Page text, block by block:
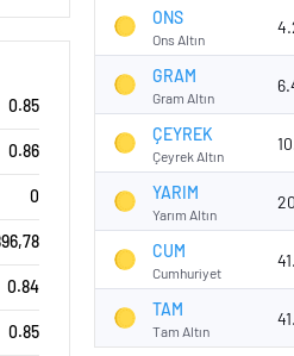
0.85
0.86
0
0.84
0.85
ONS
Ons Altın
GRAM
Gram Altın
ÇEYREK
Çeyrek Altın
YARIM
Yarım Altın
CUM
Cumhuriyet
TAM
Tam Altın